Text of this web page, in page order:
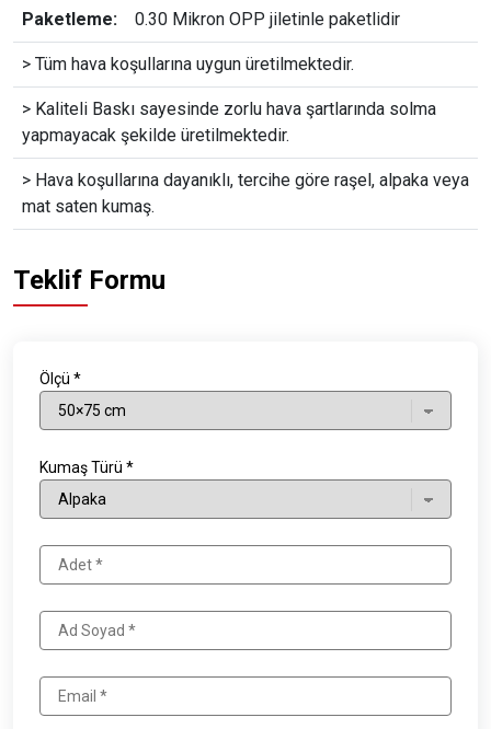
Paketleme: 0.30 Mikron OPP jiletinle paketlidir
> Tüm hava koşullarına uygun üretilmektedir.
> Kaliteli Baskı sayesinde zorlu hava şartlarında solma
yapmayacak şekilde üretilmektedir.
> Hava koşullarına dayanıklı, tercihe göre raşel, alpaka veya
mat saten kumaş.
Teklif Formu
Ölçü *
Kumaş Türü *